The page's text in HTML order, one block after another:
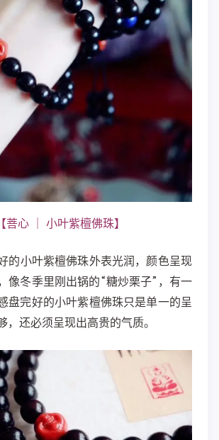
【菩心 ｜ 小叶紫檀佛珠】
的小叶紫檀佛珠外表光润，颜色呈现
像冬季里刚出锅的“糖炒栗子”，有一
盘完好的小叶紫檀佛珠只是单一的呈
，还必须呈现出高贵的气质。